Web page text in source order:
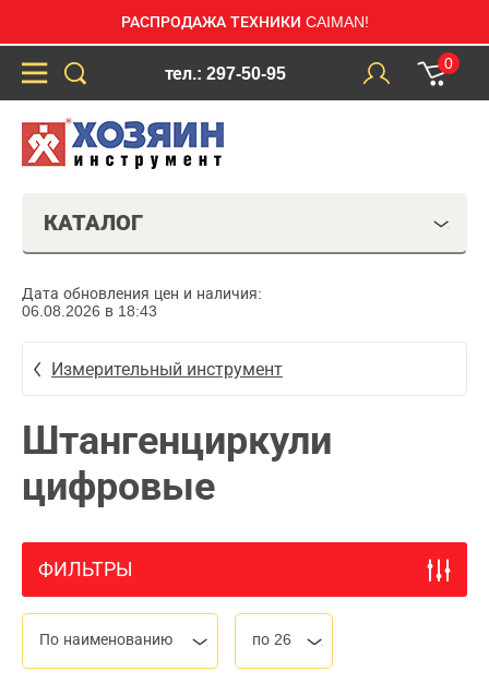
РАСПРОДАЖА ТЕХНИКИ CAIMAN!
тел.: 297-50-95
0
КАТАЛОГ
Дата обновления цен и наличия:
06.08.2026 в 18:43
Измерительный инструмент
Штангенциркули
цифровые
ФИЛЬТРЫ
По наименованию по 26